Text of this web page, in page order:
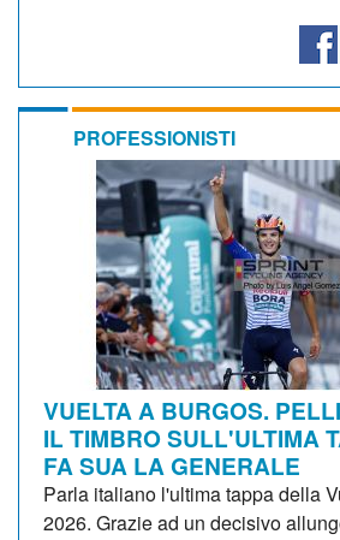
PROFESSIONISTI
VUELTA A BURGOS.
IL TIMBRO SULL'ULTIMA
FA SUA LA GENERALE
Parla italiano l'ultima tappa della
2026. Grazie ad un decisivo